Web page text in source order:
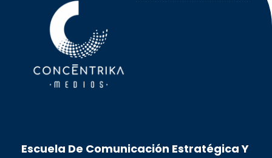
Escuela De Comunicación Estratégica Y